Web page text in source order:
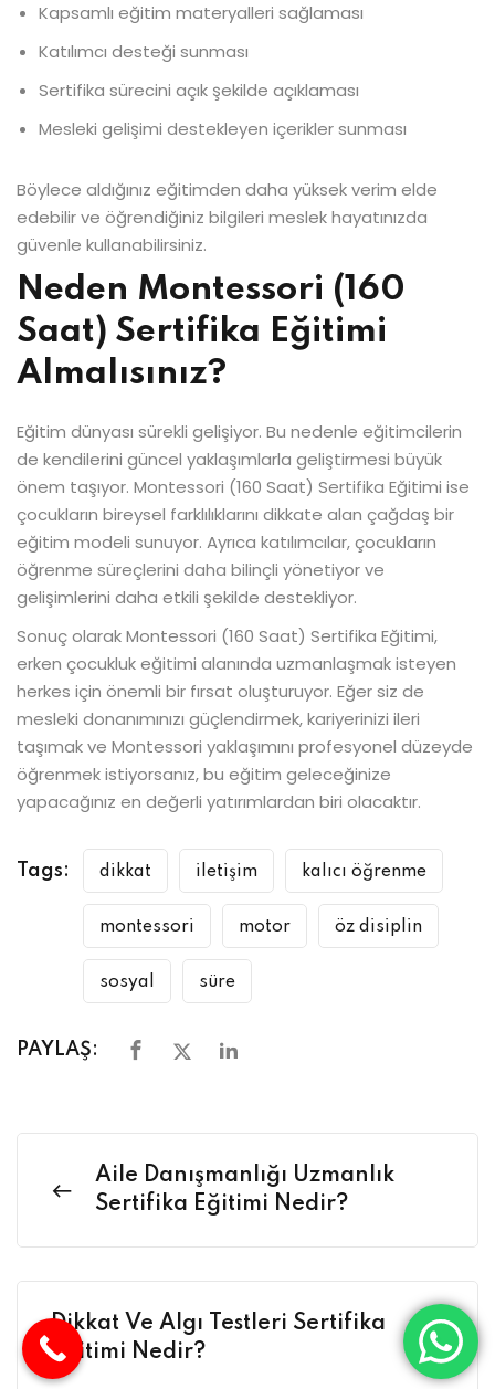
Kapsamlı eğitim materyalleri sağlaması
Katılımcı desteği sunması
Sertifika sürecini açık şekilde açıklaması
Mesleki gelişimi destekleyen içerikler sunması
Böylece aldığınız eğitimden daha yüksek verim elde
edebilir ve öğrendiğiniz bilgileri meslek hayatınızda
güvenle kullanabilirsiniz.
Neden Montessori (160
Saat) Sertifika Eğitimi
Almalısınız?
Eğitim dünyası sürekli gelişiyor. Bu nedenle eğitimcilerin
de kendilerini güncel yaklaşımlarla geliştirmesi büyük
önem taşıyor. Montessori (160 Saat) Sertifika Eğitimi ise
çocukların bireysel farklılıklarını dikkate alan çağdaş bir
eğitim modeli sunuyor. Ayrıca katılımcılar, çocukların
öğrenme süreçlerini daha bilinçli yönetiyor ve
gelişimlerini daha etkili şekilde destekliyor.
Sonuç olarak Montessori (160 Saat) Sertifika Eğitimi,
erken çocukluk eğitimi alanında uzmanlaşmak isteyen
herkes için önemli bir fırsat oluşturuyor. Eğer siz de
mesleki donanımınızı güçlendirmek, kariyerinizi ileri
taşımak ve Montessori yaklaşımını profesyonel düzeyde
öğrenmek istiyorsanız, bu eğitim geleceğinize
yapacağınız en değerli yatırımlardan biri olacaktır.
Tags: dikkat iletişim kalıcı öğrenme
montessori motor öz disiplin
sosyal süre
PAYLAŞ:
Aile Danışmanlığı Uzmanlık
Sertifika Eğitimi Nedir?
Dikkat Ve Algı Testleri Sertifika
Eğitimi Nedir?